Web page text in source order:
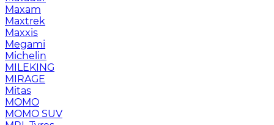
Maxam
Maxtrek
Maxxis
Megami
Michelin
MILEKING
MIRAGE
Mitas
MOMO
MOMO SUV